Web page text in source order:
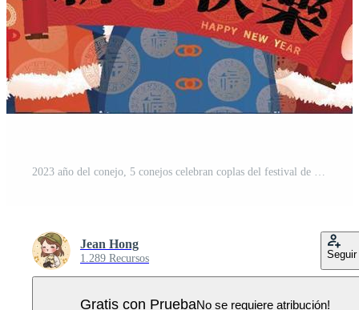
Jean Hong
1.289 Recursos Seguir
Gratis con PruebaNo se requiere atribución!